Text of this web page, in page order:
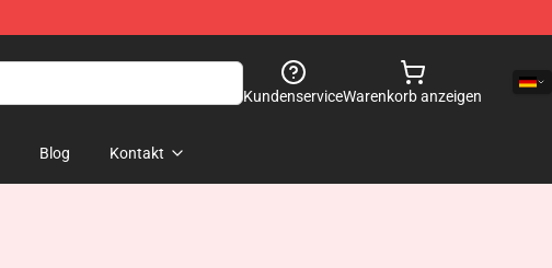
KundenserviceWarenkorb anzeigen
Blog Kontakt